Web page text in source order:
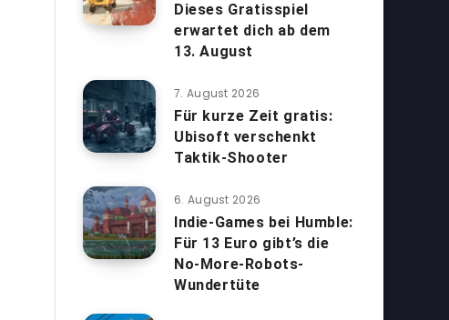
Dieses Gratisspiel
erwartet dich ab dem
13. August
7. August 2026
Für kurze Zeit gratis:
Ubisoft verschenkt
Taktik-Shooter
6. August 2026
Indie-Games bei Humble:
Für 13 Euro gibt’s die
No-More-Robots-
Wundertüte